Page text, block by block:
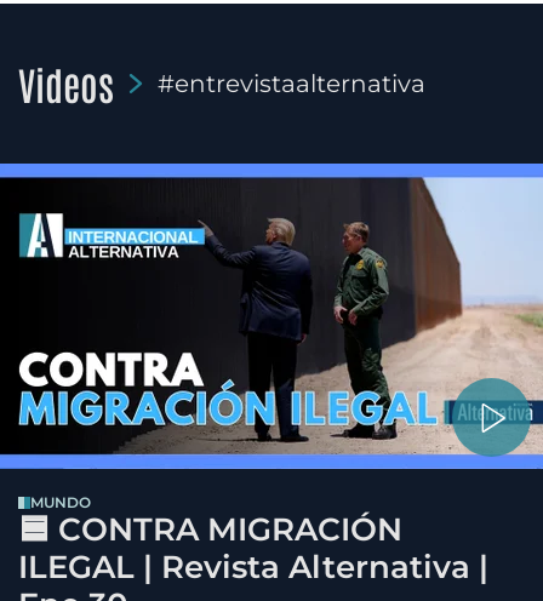
Videos #entrevistaalternativa
MUNDO
🟦 CONTRA MIGRACIÓN
ILEGAL | Revista Alternativa |